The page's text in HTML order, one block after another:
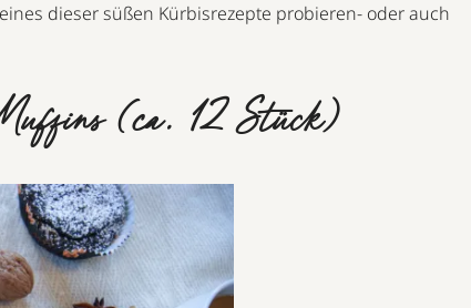
dieser süßen Kürbisrezepte probieren- oder auch
(ca. 12 Stück)